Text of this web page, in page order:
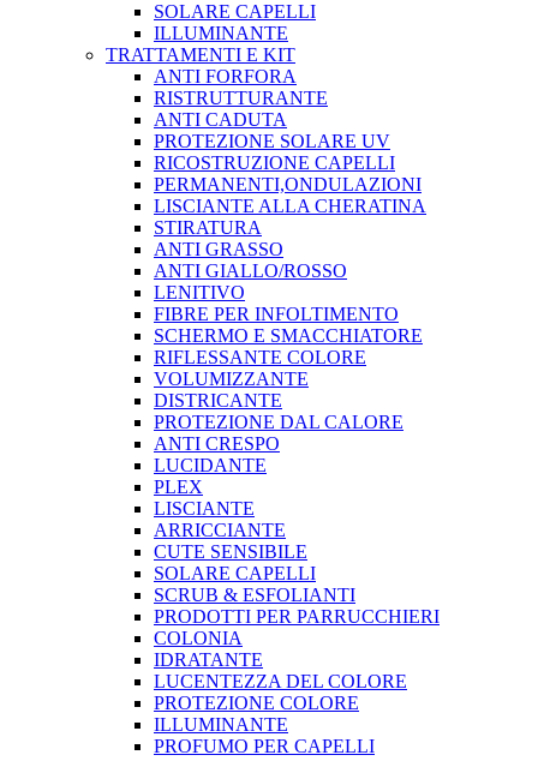
SOLARE CAPELLI
ILLUMINANTE
TRATTAMENTI E KIT
ANTI FORFORA
RISTRUTTURANTE
ANTI CADUTA
PROTEZIONE SOLARE UV
RICOSTRUZIONE CAPELLI
PERMANENTI,ONDULAZIONI
LISCIANTE ALLA CHERATINA
STIRATURA
ANTI GRASSO
ANTI GIALLO/ROSSO
LENITIVO
FIBRE PER INFOLTIMENTO
SCHERMO E SMACCHIATORE
RIFLESSANTE COLORE
VOLUMIZZANTE
DISTRICANTE
PROTEZIONE DAL CALORE
ANTI CRESPO
LUCIDANTE
PLEX
LISCIANTE
ARRICCIANTE
CUTE SENSIBILE
SOLARE CAPELLI
SCRUB & ESFOLIANTI
PRODOTTI PER PARRUCCHIERI
COLONIA
IDRATANTE
LUCENTEZZA DEL COLORE
PROTEZIONE COLORE
ILLUMINANTE
PROFUMO PER CAPELLI